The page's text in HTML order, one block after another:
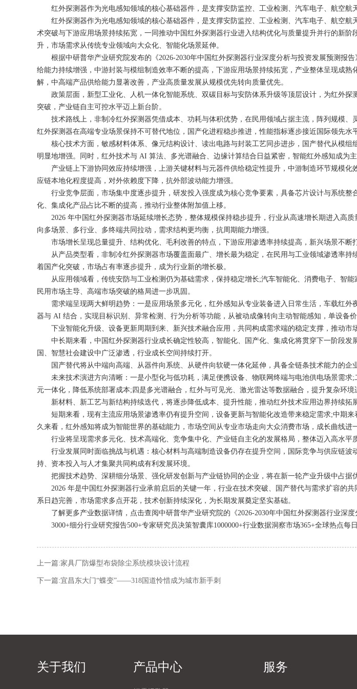
红外探测器作为光电感知领域的核心基础器件，是支撑安防监控、工业检测、汽车电子、航空航
红外探测器作为光电感知领域的核心基础器件，是支撑安防监控、工业检测、汽车电子、航空航
术突破与下游应用场景持续拓宽，一同推动中国红外探测器行业进入结构优化与质量提升并行的新
升，市场需求从传统专业领域向大众化、智能化场景延伸。
根据中研普华产业研究院发布的《2026-2030年中国红外探测器行业深度分析与投资发展预测报
给能力持续增强，中游封装与模组制造效率不断的提高，下游应用场景持续拓宽，产业整体呈现成
解，中高端产品供给能力显著改善，产业高质量发展从规模优先转向质量优先。
政策层面，新型工业化、人机一体化智能系统、双碳目标与安防体系升级等顶层设计，为红外探
突破，产业链自主可控水平迈上新台阶。
技术路线上，非制冷红外探测器凭借成本、功耗与体积优势，在民用领域占据主流，阵列规模、
红外探测器在高端专业场景保持不可替代地位，国产化进程稳步推进，性能指标逐步接近国际领先水
核心技术方面，敏感材料体系、像元结构设计、读出电路与封装工艺同步进步，国产替代从模组
明显地增强。同时，红外技术与 AI 算法、多光谱融合、边缘计算结合日益紧密，智能红外感知成
产业链上下游协同效应持续增强，上游关键材料与元器件供给稳定性提升，中游制造环节规模化
应链本地化程度提高，对外依赖度下降，抗外部波动能力增强。
行业竞争层面，市场集中度逐步提升，研发投入强度成为核心竞争要素，具备芯片设计与系统整
化、集成化产品占比不断的提高，推动行业整体附加值上移。
2026 年中国红外探测器市场延续增长态势，整体规模保持稳步提升，行业从高速增长期进入高
向多场景、多行业、多终端共同拉动，需求结构更均衡，抗周期能力增强。
市场增长呈现总量提升、结构优化、毛利改善的特点，下游应用渗透率持续提高，新兴场景不断
从产品类型看，非制冷红外探测器市场覆盖面最广、增长最为稳定，在民用与工业领域渗透率持
着国产化突破，市场占有率逐步提升，成为行业新的增长极。
从应用领域看，传统安防与工业检测仍为基础需求，保持稳定增长;汽车智能化、消费电子、智能
民用市场主导、高端市场突破的格局进一步巩固。
需求端呈现两大鲜明趋势：一是应用场景多元化，红外感知从专业装备进入日常生活，车载红外
器与 AI 结合，实现目标识别、异常检测、行为分析等功能，从被动成像转向主动智能感知，单设备价
下业智能化升级、设备更新周期到来、新兴技术融合应用，共同构成需求端的稳定支撑，推动市场
中长期来看，中国红外探测器行业成长确定性较高，智能化、国产化、集成化将贯穿下一阶段发
国、智慧社会建设中广泛渗透，行业成长空间持续打开。
国产替代将从中端向高端、从器件向系统、从硬件向软硬一体化延伸，具备全链条技术能力的企
未来技术演进方向清晰：一是小型化与低功耗，满足便携设备、物联网终端与电池供电场景需求
元一体化，降低系统部署成本;四是多光谱融合，红外与可见光、激光雷达等数据融合，提升复杂环境
新材料、新工艺与新结构持续迭代，将逐步降低成本、提升性能，推动红外技术应用边界持续拓展
短期来看，现有主流应用场景渗透率仍有提升空间，设备更新与智能化改造带来稳定需求;中期
久来看，红外感知将成为智能世界的基础能力，市场空间从专业市场走向大众消费市场，成长曲线进
行业将呈现需求多元化、技术高端化、竞争集中化、产业链自主化的发展格局，整体迈入高水平
行业发展同时面临挑战与机遇：核心材料与高端制造设备仍存在提升空间，国际竞争与供应链波
持、资本投入与人才集聚共同构成有利发展环境。
把握技术趋势、深耕细分场景、强化研发创新与产业链协同的企业，将在新一轮产业升级中占据优
2026 年是中国红外探测器行业承前启后的关键一年，行业在技术突破、国产替代与需求扩容的
系日趋完善，市场需求多点开花，技术创新持续深化，为长期发展奠定坚实基础。
了解更多产业数据详情，点击查阅中研普华产业研究院的《2026-2030年中国红外探测器行业深度
3000+细分行业研究报告500+专家研究员决策智囊库1000000+行业数据洞察市场365+全球热点每
上一篇:家具厂防爆型布袋除尘系统模块设计流程
下一篇:宜昌东大门“蝶变”——318国道怜惜成为城市新手刺
关于我们 产品中心 服务